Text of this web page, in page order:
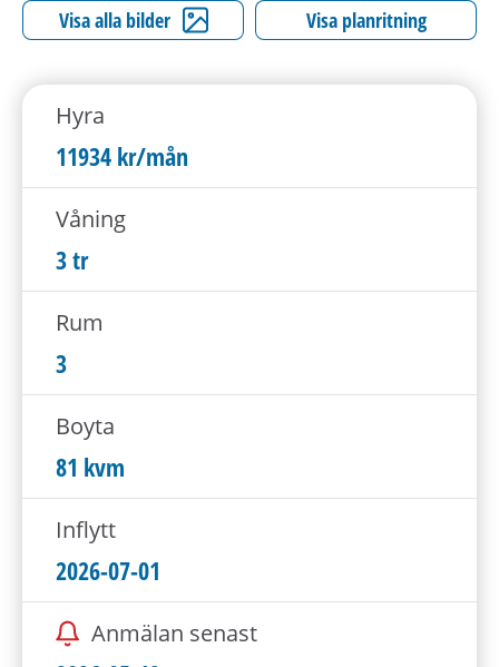
l
Visa alla bilder Visa planritning
Hyra
11934 kr/mån
Våning
3 tr
Rum
3
Boyta
81 kvm
Inflytt
2026-07-01
Anmälan senast